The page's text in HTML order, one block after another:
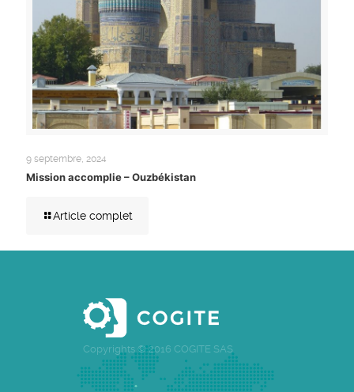
9 septembre, 2024
Mission accomplie – Ouzbékistan
Article complet
Copyrights © 2016 COGITE SAS